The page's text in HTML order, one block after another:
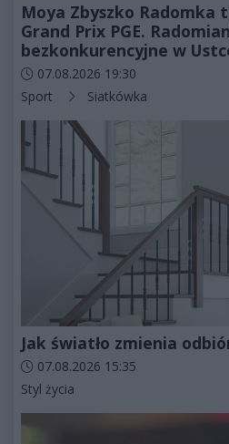
Moya Zbyszko Radomka
Grand Prix PGE.
bezkonkurencyjne w
Data dodania artykułu:
07.08.2026 19:30
Kategorie artykułu:
Sport Siatkówka
Jak światło zmienia
Data dodania artykułu:
07.08.2026 15:35
Kategorie artykułu:
Styl życia